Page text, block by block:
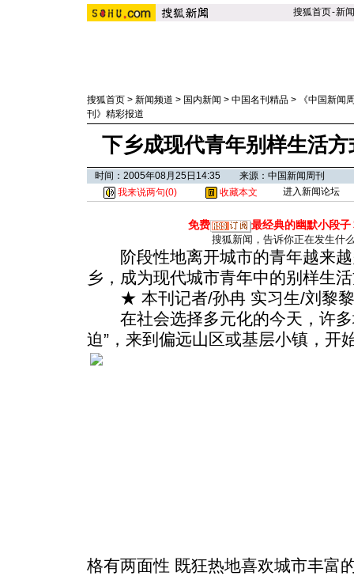
搜狐首页-新闻
搜狐首页 > 新闻频道 > 国内新闻 > 中国名刊精品 >
《中国新闻
刊》精彩报道
下乡成现代青年别样生活
时间：2005年08月25日14:35 来源：中国新闻周刊
我来说两句(0) 收藏本文 进入新闻论坛
免费 最经典的幽默小段子
搜狐新闻，告诉你正在发生什
阶段性地离开城市的青年越来越
乡，成为现代城市青年中的别样生
★ 本刊记者/孙冉 实习生/刘黎黎
在社会选择多元化的今天，许多
迫”，来到偏远山区或基层小镇，开
格有两面性 既狂热地喜欢城市丰富